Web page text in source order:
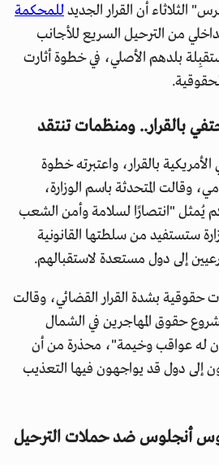
الثلاثاء أن القرار الجديدللمحكمة
من الترحيل السريع للأجانب
بلدهم الأصلي، في خطوة أثارت
بالقرار.. ومنظمات تنتقد
بالقرار، واعتبرته خطوة
وقالت المتحدثة باسم الوزارة،
يُمثل "انتصارًا لسلامة وأمن الشعب
ستستفيد من سلطتها القانونية
إلى دول مستعدة لاستقبالهم.
حقوقية بشدة القرار القضائي، وقالت
حقوق المهاجرين في الشمال
له عواقب وخيمة"، محذرة من أن
إلى دول قد يواجهون فيها التعذيب
أنجلوس ضد حملات الترحيل